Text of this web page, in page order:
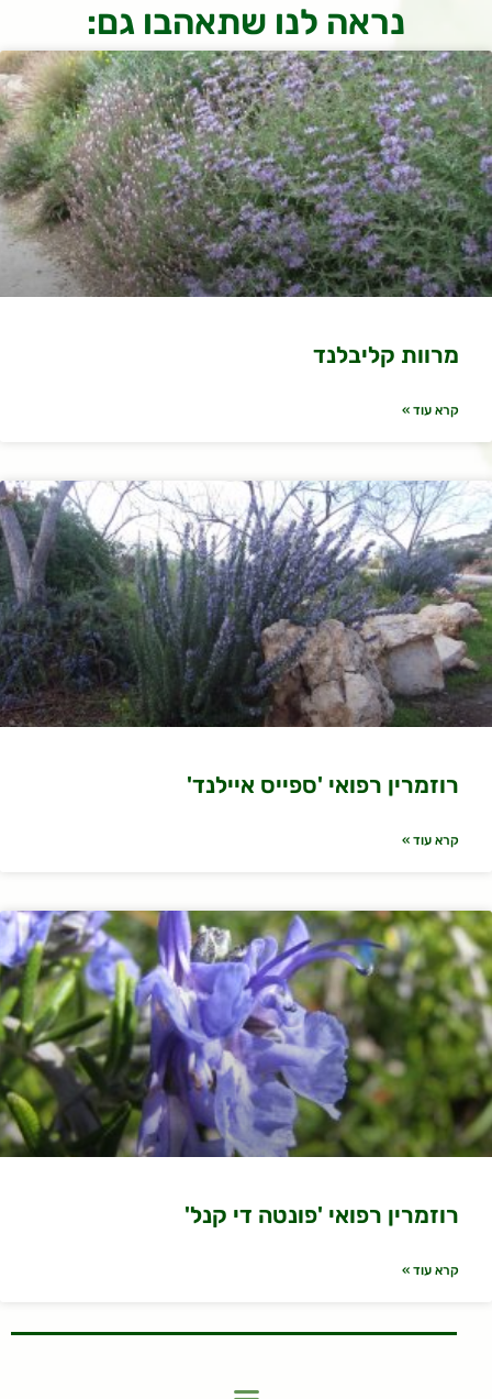
נראה לנו שתאהבו גם:
מרוות קליבלנד
קרא עוד »
רוזמרין רפואי 'ספייס איילנד'
קרא עוד »
רוזמרין רפואי 'פונטה די קנל'
קרא עוד »